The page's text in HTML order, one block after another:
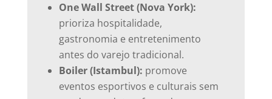
One Wall Street (Nova York):
prioriza hospitalidade,
gastronomia e entretenimento
antes do varejo tradicional.
Boiler (Istambul): promove
eventos esportivos e culturais sem